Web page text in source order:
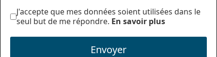
J'accepte que mes données soient utilisées dans le
seul but de me répondre. En savoir plus
Envoyer